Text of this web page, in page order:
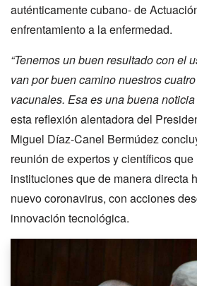
auténticamente cubano- de
enfrentamiento a la enfermedad.
“Tenemos un buen resultado con el
van por buen camino nuestros
vacunales. Esa es una buena
esta reflexión alentadora del
Miguel Díaz-Canel Bermúdez
reunión de expertos y científicos
instituciones que de manera directa
nuevo coronavirus, con acciones
innovación tecnológica.